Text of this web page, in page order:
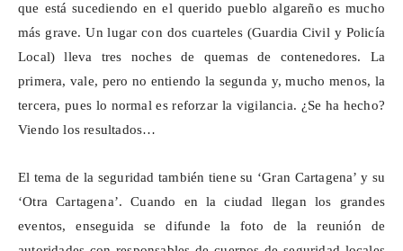
que está sucediendo en el querido puebloalgareño es mucho
más grave. Un lugar con dos cuarteles (Guardia Civil y Policía
Local) lleva tres noches de quemas de contenedores. La
primera, vale, pero no entiendo la segunda y, mucho menos, la
tercera, pues lo normal es reforzar la vigilancia. ¿Se ha hecho?
Viendo los resultados…
El tema de la seguridad también tiene su ‘Gran Cartagena’ y su
‘Otra Cartagena’. Cuando en la ciudad llegan los grandes
eventos, enseguida se difunde la foto de la reunión de